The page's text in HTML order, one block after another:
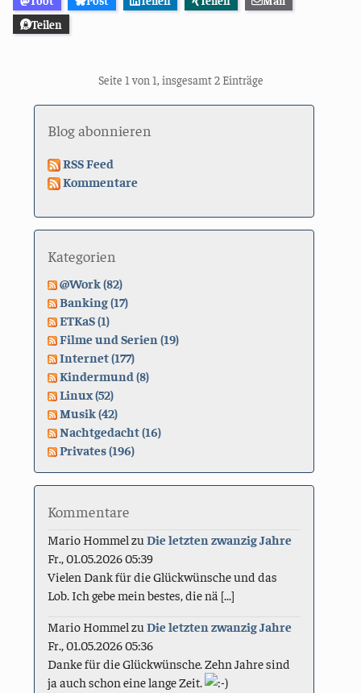
Teilen
Seite 1 von 1, insgesamt 2 Einträge
Blog abonnieren
RSS Feed
Kommentare
Kategorien
@Work (82)
Banking (17)
ETKaS (1)
Filme und Serien (19)
Internet (177)
Kindermund (8)
Linux (52)
Musik (42)
Nachtgedacht (16)
Privates (196)
Kommentare
Mario Hommel zuDie letzten zwanzig Jahre
Fr., 01.05.2026 05:39
Vielen Dank für die Glückwünsche und das
Lob. Ich gebe mein bestes, die nä [...]
Mario Hommel zuDie letzten zwanzig Jahre
Fr., 01.05.2026 05:36
Danke für die Glückwünsche. Zehn Jahre sind
ja auch schon eine lange Zeit.